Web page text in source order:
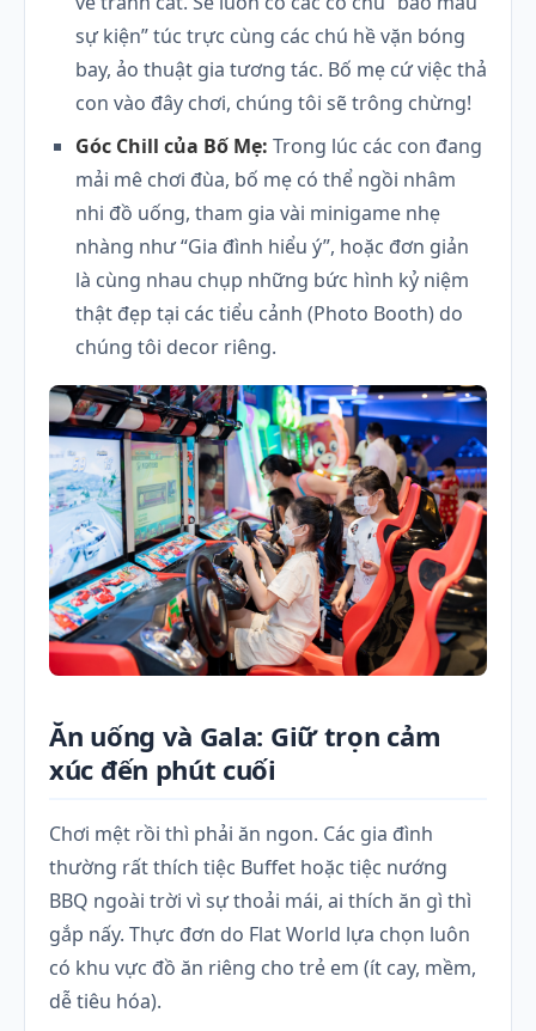
sự kiện” túc trực cùng các chú hề vặn bóng
bay, ảo thuật gia tương tác. Bố mẹ cứ việc thả
con vào đây chơi, chúng tôi sẽ trông chừng!
Góc Chill của Bố Mẹ: Trong lúc các con đang
mải mê chơi đùa, bố mẹ có thể ngồi nhâm
nhi đồ uống, tham gia vài minigame nhẹ
nhàng như “Gia đình hiểu ý”, hoặc đơn giản
là cùng nhau chụp những bức hình kỷ niệm
thật đẹp tại các tiểu cảnh (Photo Booth) do
chúng tôi decor riêng.
Ăn uống và Gala: Giữ trọn cảm
xúc đến phút cuối
Chơi mệt rồi thì phải ăn ngon. Các gia đình
thường rất thích tiệc Buffet hoặc tiệc nướng
BBQ ngoài trời vì sự thoải mái, ai thích ăn gì thì
gắp nấy. Thực đơn do Flat World lựa chọn luôn
có khu vực đồ ăn riêng cho trẻ em (ít cay, mềm,
dễ tiêu hóa).